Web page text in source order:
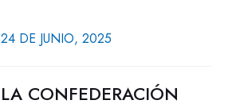
24 DE JUNIO, 2025
LA CONFEDERACIÓN